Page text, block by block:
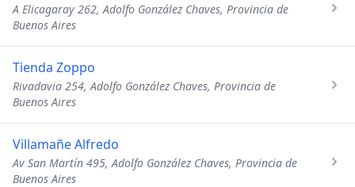
A Elicagaray 262, Adolfo González Chaves, Provincia de
Buenos Aires
Tienda Zoppo
Rivadavia 254, Adolfo González Chaves, Provincia de
Buenos Aires
Villamañe Alfredo
Av San Martín 495, Adolfo González Chaves, Provincia de
Buenos Aires